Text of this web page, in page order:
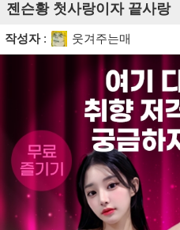
젠슨황 첫사랑이자 끝사랑
작성자: 웃겨주는매